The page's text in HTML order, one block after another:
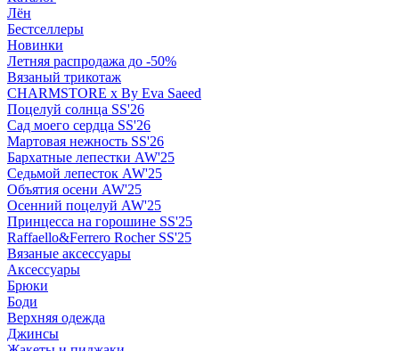
Лён
Бестселлеры
Новинки
Летняя распродажа до -50%
Вязаный трикотаж
CHARMSTORE х By Eva Saeed
Поцелуй солнца SS'26
Сад моего сердца SS'26
Мартовая нежность SS'26
Бархатные лепестки AW'25
Седьмой лепесток AW'25
Объятия осени AW'25
Осенний поцелуй AW'25
Принцесса на горошине SS'25
Raffaello&Ferrero Rocher SS'25
Вязаные аксессуары
Аксессуары
Брюки
Боди
Верхняя одежда
Джинсы